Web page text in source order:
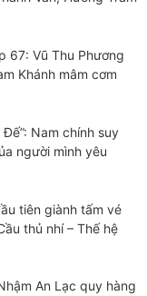
67: Vũ Thu Phương
Khánh mâm cơm
Nam chính suy
người mình yêu
tiên giành tấm vé
thủ nhí – Thế hệ
An Lạc quy hàng